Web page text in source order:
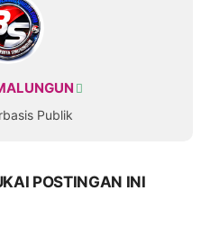
Publik
POSTINGAN INI